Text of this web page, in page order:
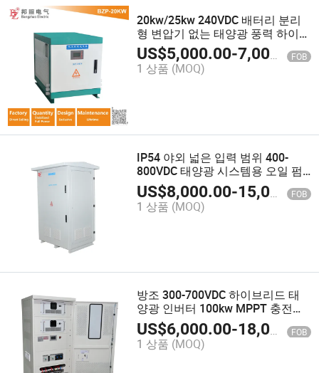
20kw/25kw 240VDC 배터리 분리
형 변압기 없는 태양광 풍력 하이브
리드 인버터
US$5,000.00-7,000.00 FOB
1 상품 (MOQ)
IP54 야외 넓은 입력 범위 400-
800VDC 태양광 시스템용 오일 펌
프 태양광 인버터
US$8,000.00-15,000.00 FOB
1 상품 (MOQ)
방조 300-700VDC 하이브리드 태
양광 인버터 100kw MPPT 충전기
와 함께하는 태양광 시스템 가정 및
정부용
US$6,000.00-18,000.00 FOB
1 상품 (MOQ)